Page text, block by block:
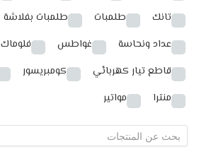
تانك
طلمبات
طلمبات بفلاشة
عداد ونحاسة
غواطس
فلوماك
قاطع تيار كهربائي
كومبريسور
منترا
مواتير